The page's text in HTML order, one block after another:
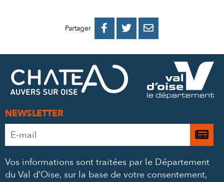
Partager 
PARTAGER
FACEBOOK
PARTAGER
PARTAGER
MAIL
NEWSLETTER
Adresse
e-
*
Je
à
Vos informations sont traitées par le Département
du Val d’Oise, sur la base de votre consentement,